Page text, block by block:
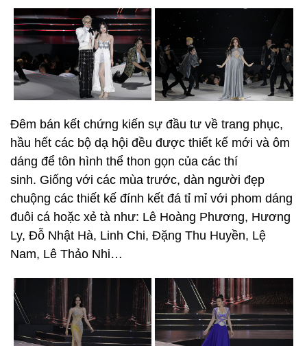
Đêm bán kết chứng kiến sự đầu tư về trang phục,
hầu hết các bộ dạ hội đều được thiết kế mới và ôm
dáng để tôn hình thể thon gọn của các thí
sinh. Giống với các mùa trước, dàn người đẹp
chuộng các thiết kế đính kết đá tỉ mỉ với phom dáng
đuôi cá hoặc xẻ tà như: Lê Hoàng Phương, Hương
Ly, Đỗ Nhật Hà, Linh Chi, Đặng Thu Huyền, Lệ
Nam, Lê Thảo Nhi…